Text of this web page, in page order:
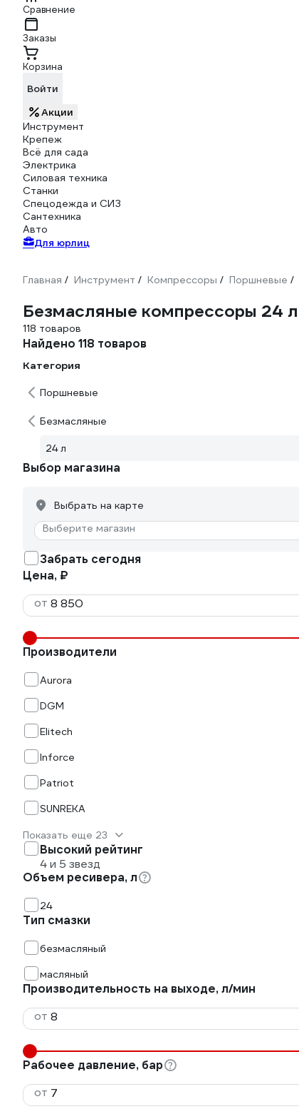
Сравнение
Заказы
Корзина
Войти
Акции
Инструмент
Крепеж
Всё для сада
Электрика
Силовая техника
Станки
Спецодежда и СИЗ
Сантехника
Авто
Для юрлиц
Главная / Инструмент / Компрессоры / Поршневые /
Безмасляные компрессоры 24 л
118 товаров
Найдено 118 товаров
Категория
Поршневые
Безмасляные
24 л
Выбор магазина
Выбрать на карте
Выберите магазин
Забрать сегодня
Цена, ₽
от
Производители
Aurora
DGM
Elitech
Inforce
Patriot
SUNREKA
Показать еще 23
Высокий рейтинг
4 и 5 звезд
Объем ресивера, л
24
Тип смазки
безмасляный
масляный
Производительность на выходе, л/мин
от
Рабочее давление, бар
от